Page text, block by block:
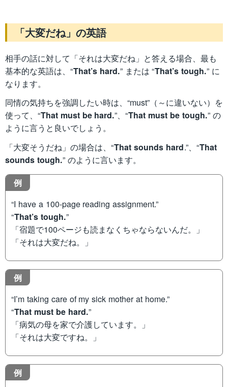
「大変だね」の英語
相手の話に対して「それは大変だね」と答える場合、最も
基本的な英語は、“That’s hard.” または “That’s tough.” に
なります。
同情の気持ちを強調したい時は、“must”（～に違いない）を
使って、“That must be hard.”、“That must be tough.” の
ように言うと良いでしょう。
「大変そうだね」の場合は、“That sounds hard.”、“That
sounds tough.” のように言います。
例
“I have a 100-page reading assignment.”
“That’s tough.”
「宿題で100ページも読まなくちゃならないんだ。」
「それは大変だね。」
例
“I’m taking care of my sick mother at home.”
“That must be hard.”
「病気の母を家で介護しています。」
「それは大変ですね。」
例